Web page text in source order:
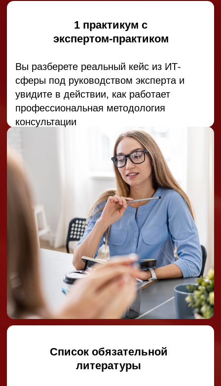
Код рекрутера, Index-
Юлия Санникова
Карьерный консультант,
карьерной работе,
провела более 3000
консультационных часов,
700+ клиентов
Преподаватель, более 10
лет преподает в ВШЭ,
ИТМО и Школе
карьерного менеджмента
Корпоративный L&D
специалист, тренер и
фасилитатор, работала
в ТОП компаниях Dell,